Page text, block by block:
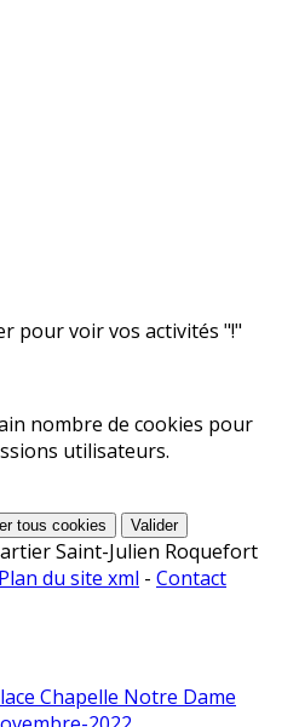
pour voir vos activités "!"
nombre de cookies pour
utilisateurs.
tous cookies Valider
Saint-Julien Roquefort
Plan du site xml - Contact
Chapelle Notre Dame